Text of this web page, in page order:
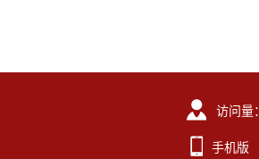
访问量：
手机版